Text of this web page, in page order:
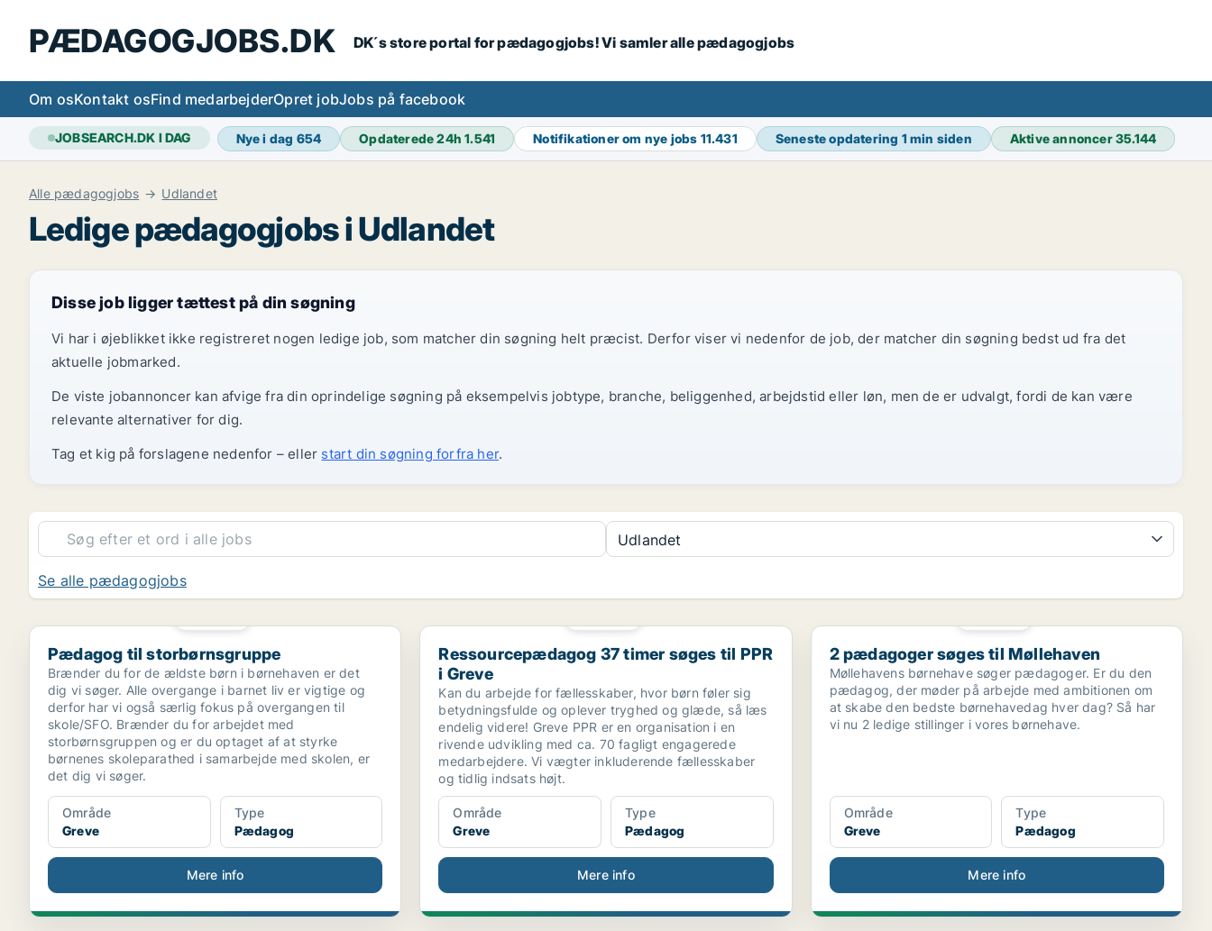
PÆDAGOGJOBS.DK DK´s store portal for pædagogjobs! Vi samler alle pædagogjobs
Om osKontakt osFind medarbejderOpret jobJobs på facebook
JOBSEARCH.DK I DAG Nye i dag 654 Opdaterede 24h1.541 Notifikationer om nye jobs 11.431 Seneste opdatering 1 min siden Aktive annoncer35.144
Alle pædagogjobs Udlandet
Ledige pædagogjobs i Udlandet
Disse job ligger tættest på din søgning
Vi har i øjeblikket ikke registreret nogen ledige job, som matcher din søgning helt præcist. Derfor viser vi nedenfor de job, der matcher din søgning bedst ud fra det
aktuelle jobmarked.
De viste jobannoncer kan afvige fra din oprindelige søgning på eksempelvis jobtype, branche, beliggenhed, arbejdstid eller løn, men de er udvalgt, fordi de kan være
relevante alternativer for dig.
Tag et kig på forslagene nedenfor – eller start din søgning forfra her.
Udlandet
Se alle pædagogjobs
Pædagog til storbørnsgruppe
Pædagog til storbørnsgruppe
Brænder du for de ældste børn i børnehaven er det
dig vi søger. Alle overgange i barnet liv er vigtige og
derfor har vi også særlig fokus på overgangen til
skole/SFO. Brænder du for arbejdet med
storbørnsgruppen og er du optaget af at styrke
børnenes skoleparathed i samarbejde med skolen, er
det dig vi søger.
Område
Greve
Type
Pædagog
Mere info
Ressourcepædagog 37 timer søges til PPR i Greve
Ressourcepædagog 37 timer søges til PPR
i Greve
Kan du arbejde for fællesskaber, hvor børn føler sig
betydningsfulde og oplever tryghed og glæde, så læs
endelig videre! Greve PPR er en organisation i en
rivende udvikling med ca. 70 fagligt engagerede
medarbejdere. Vi vægter inkluderende fællesskaber
og tidlig indsats højt.
Område
Greve
Type
Pædagog
Mere info
2 pædagoger søges til Møllehaven
2 pædagoger søges til Møllehaven
Møllehavens børnehave søger pædagoger. Er du den
pædagog, der møder på arbejde med ambitionen om
at skabe den bedste børnehavedag hver dag? Så har
vi nu 2 ledige stillinger i vores børnehave.
Område
Greve
Type
Pædagog
Mere info